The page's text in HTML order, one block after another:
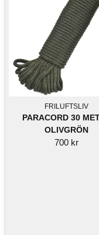
FRILUFTSLIV
PARACORD 30
OLIVGRÖN
700 kr